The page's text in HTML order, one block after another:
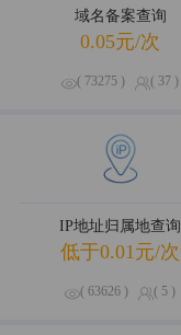
域名备案查询
0.05元/次
( 73275 ) ( 37 )
IP地址归属地查询
低于0.01元/次
( 63626 ) ( 5 )